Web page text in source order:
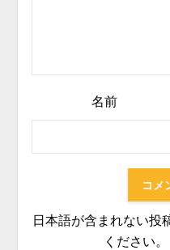
名前
日本語が含まれない投
ください